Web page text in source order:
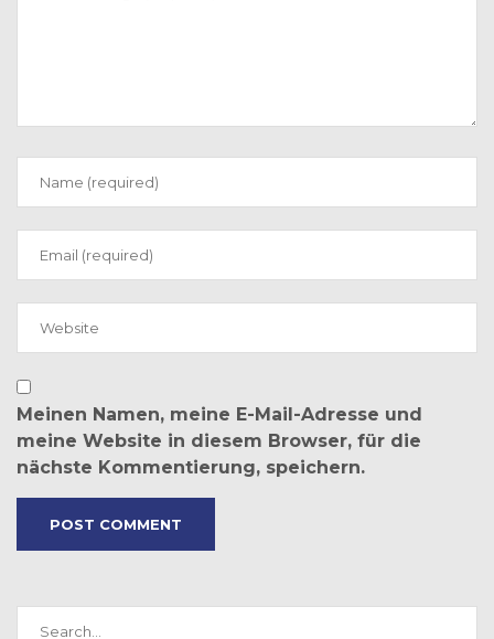
Meinen Namen, meine E-Mail-Adresse und
meine Website in diesem Browser, für die
nächste Kommentierung, speichern.